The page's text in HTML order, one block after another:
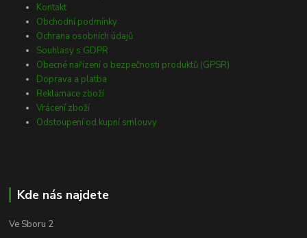
Kontakt
Obchodní podmínky
Ochrana osobních údajů
Souhlasy s GDPR
Obecné nařízení o bezpečnosti produktů (GPSR)
Doprava a platba
Reklamace zboží
Vrácení zboží
Odstoupení od kupní smlouvy
Kde nás najdete
Ve Sboru 2